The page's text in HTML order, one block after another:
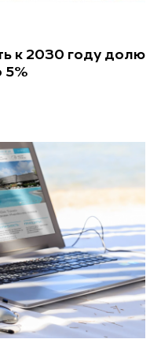
к 2030 году долю
5%